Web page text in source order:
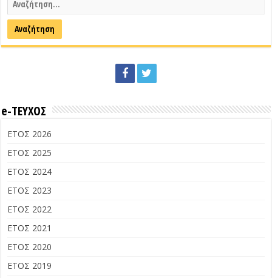
e-ΤΕΥΧΟΣ
ΕΤΟΣ 2026
ΕΤΟΣ 2025
ΕΤΟΣ 2024
ΕΤΟΣ 2023
ΕΤΟΣ 2022
ΕΤΟΣ 2021
ΕΤΟΣ 2020
ΕΤΟΣ 2019